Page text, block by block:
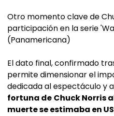
Otro momento clave de
participación en la serie
(Panamericana)
El dato final, confirmado
permite dimensionar el
dedicada al espectáculo y
fortuna de Chuck Norris
muerte se estimaba en